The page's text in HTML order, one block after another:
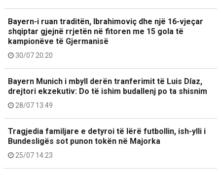
Bayern-i ruan traditën, Ibrahimoviç dhe një 16-vjeçar
shqiptar gjejnë rrjetën në fitoren me 15 gola të
kampionëve të Gjermanisë
30/07 20:20
Bayern Munich i mbyll derën tranferimit të Luis Díaz,
drejtori ekzekutiv: Do të ishim budallenj po ta shisnim
28/07 13:49
Tragjedia familjare e detyroi të lërë futbollin, ish-ylli i
Bundesligës sot punon tokën në Majorka
25/07 14:23